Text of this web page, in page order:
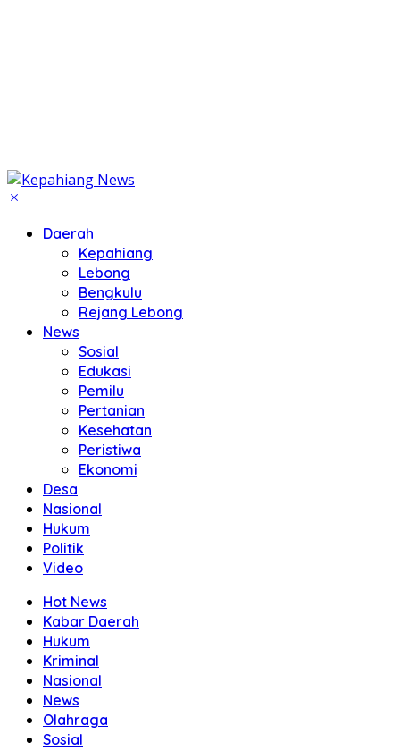
Daerah
Kepahiang
Lebong
Bengkulu
Rejang Lebong
News
Sosial
Edukasi
Pemilu
Pertanian
Kesehatan
Peristiwa
Ekonomi
Desa
Nasional
Hukum
Politik
Video
Hot News
Kabar Daerah
Hukum
Kriminal
Nasional
News
Olahraga
Sosial